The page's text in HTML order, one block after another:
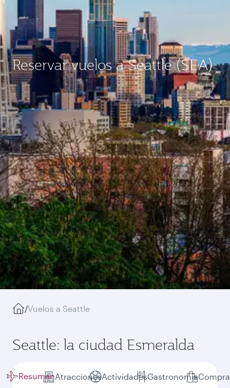
Reservar vuelos a Seattle (SEA)
/Vuelos a Seattle
Seattle: la ciudad Esmeralda
ResumenAtraccionesActividadesGastronomía